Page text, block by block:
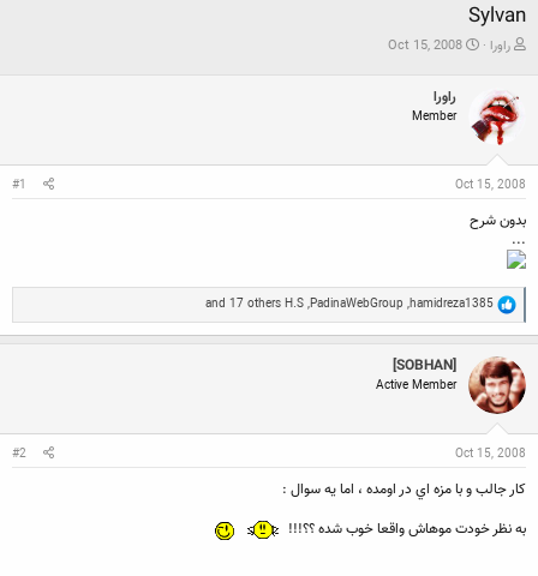
Sylvan
ش
ع
ک
ن
د
ه
و
و
راورا
ت
خ
و
ع
Oct 15, 2008
راورا
Member
Oct 15, 2008
#1
بدون شرح
...
R
e
a
c
t
i
o
n
:
hamidreza1385
,
PadinaWebGroup
,
H.S
[SOBHAN]
Active Member
Oct 15, 2008
#2
كار جالب و با مزه اي در اومده ، اما يه سوال :
به نظر خودت موهاش واقعا خوب شده ؟؟!!!